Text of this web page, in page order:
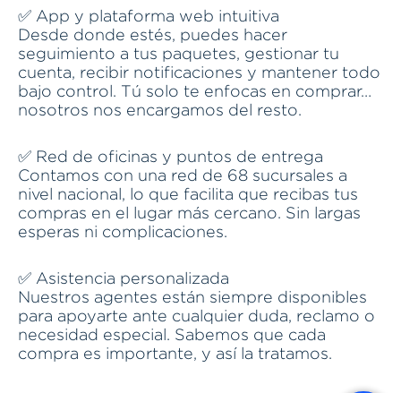
✅ App y plataforma web intuitiva
Desde donde estés, puedes hacer
seguimiento a tus paquetes, gestionar tu
cuenta, recibir notificaciones y mantener todo
bajo control. Tú solo te enfocas en comprar…
nosotros nos encargamos del resto.
✅ Red de oficinas y puntos de entrega
Contamos con una red de 68 sucursales a
nivel nacional, lo que facilita que recibas tus
compras en el lugar más cercano. Sin largas
esperas ni complicaciones.
✅ Asistencia personalizada
Nuestros agentes están siempre disponibles
para apoyarte ante cualquier duda, reclamo o
necesidad especial. Sabemos que cada
compra es importante, y así la tratamos.